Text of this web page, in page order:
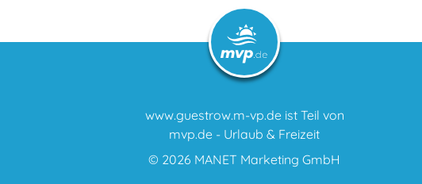
www.guestrow.m-vp.de ist Teil von
mvp.de - Urlaub & Freizeit
© 2026 MANET Marketing GmbH